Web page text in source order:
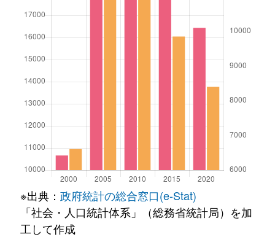
※出典： 政府統計の総合窓口(e-Stat)
「社会・人口統計体系」（総務省統計局）を加
工して作成